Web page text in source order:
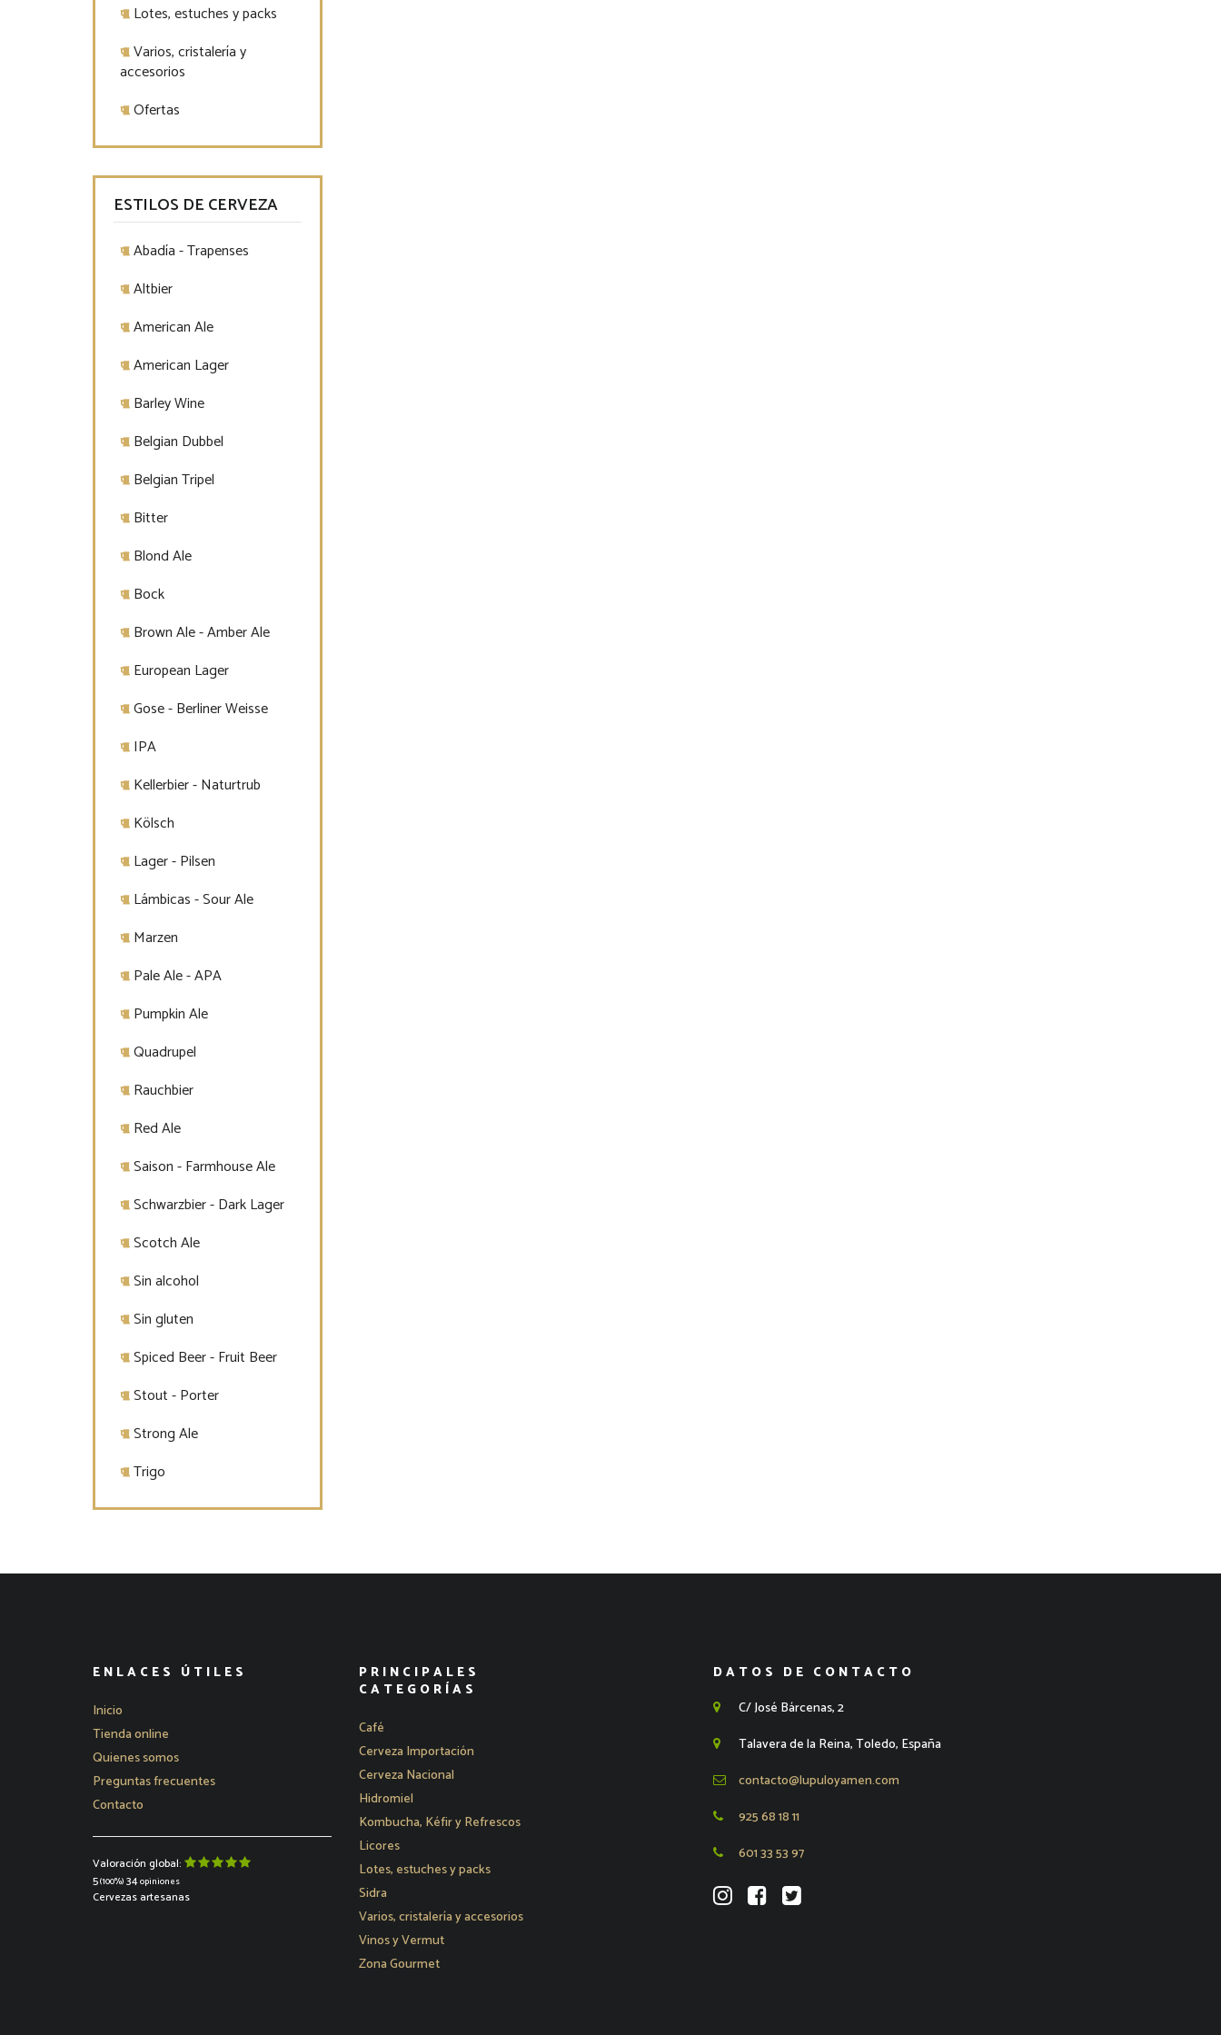
Lotes, estuches y packs
Varios, cristalería y
accesorios
Ofertas
ESTILOS DE CERVEZA
Abadía - Trapenses
Altbier
American Ale
American Lager
Barley Wine
Belgian Dubbel
Belgian Tripel
Bitter
Blond Ale
Bock
Brown Ale - Amber Ale
European Lager
Gose - Berliner Weisse
IPA
Kellerbier - Naturtrub
Kölsch
Lager - Pilsen
Lámbicas - Sour Ale
Marzen
Pale Ale - APA
Pumpkin Ale
Quadrupel
Rauchbier
Red Ale
Saison - Farmhouse Ale
Schwarzbier - Dark Lager
Scotch Ale
Sin alcohol
Sin gluten
Spiced Beer - Fruit Beer
Stout - Porter
Strong Ale
Trigo
ENLACES ÚTILES
Inicio
Tienda online
Quienes somos
Preguntas frecuentes
Contacto
Valoración global:
5(100%)34opiniones
Cervezas artesanas
PRINCIPALES
CATEGORÍAS
Café
Cerveza Importación
Cerveza Nacional
Hidromiel
Kombucha, Kéfir y Refrescos
Licores
Lotes, estuches y packs
Sidra
Varios, cristalería y accesorios
Vinos y Vermut
Zona Gourmet
DATOS DE CONTACTO
C/ José Bárcenas, 2
Talavera de la Reina, Toledo, España
contacto@lupuloyamen.com
925 68 18 11
601 33 53 97